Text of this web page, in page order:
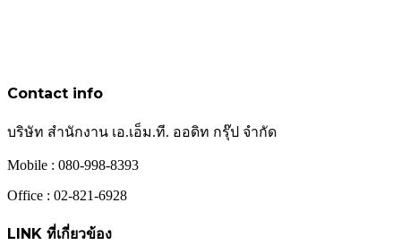
Contact info
บริษัท สำนักงาน เอ.เอ็ม.ที. ออดิท กรุ๊ป จำกัด
Mobile : 080-998-8393
Office : 02-821-6928
LINK ที่เกี่ยวข้อง